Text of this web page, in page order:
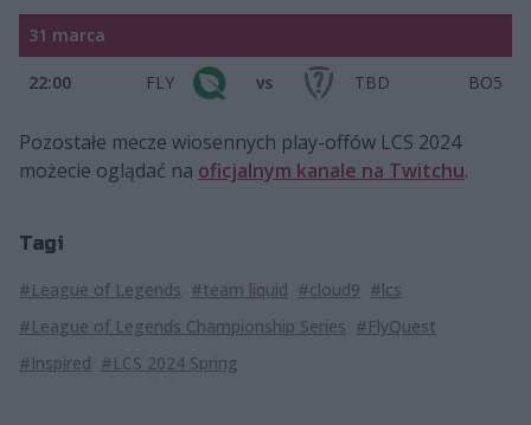
31 marca
22:00 FLY vs TBD BO5
Pozostałe mecze wiosennych play-offów LCS 2024
możecie oglądać na oficjalnym kanale na Twitchu.
Tagi
#League of Legends #team liquid #cloud9 #lcs
#League of Legends Championship Series #FlyQuest
#Inspired #LCS 2024 Spring